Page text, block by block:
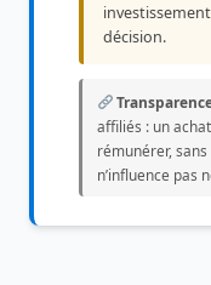
décision.
affiliés : un
rémunérer,
n’influence pas